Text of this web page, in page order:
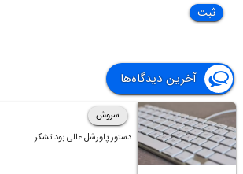
آخرین دیدگاه‌ها
سروش
دستور پاورشل عالی بود تشکر